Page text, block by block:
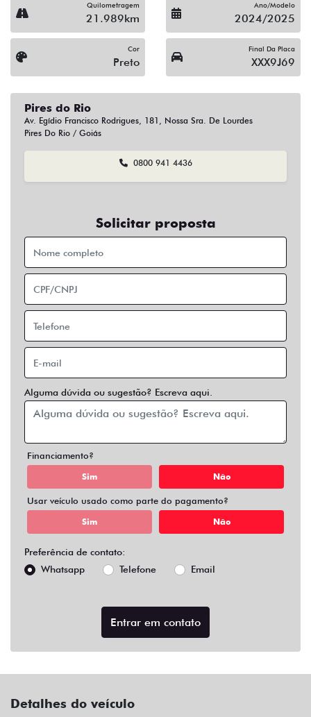
Quilometragem
21.989km
Ano/Modelo
2024/2025
Cor
Preto
Final Da Placa
XXX9J69
Pires do Rio
Av. Egídio Francisco Rodrigues, 181, Nossa Sra. De Lourdes
Pires Do Rio / Goiás
0800 941 4436
Solicitar proposta
Alguma dúvida ou sugestão? Escreva aqui.
Financiamento?
Sim Não
Usar veículo usado como parte do pagamento?
Sim Não
Preferência de contato:
Whatsapp
Telefone Email
Entrar em contato
Detalhes do veículo